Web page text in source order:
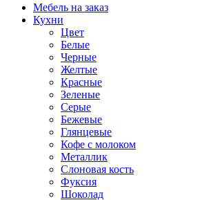
Мебель на заказ
Кухни
Цвет
Белые
Черные
Желтые
Красные
Зеленые
Серые
Бежевые
Глянцевые
Кофе с молоком
Металлик
Слоновая кость
Фуксия
Шоколад